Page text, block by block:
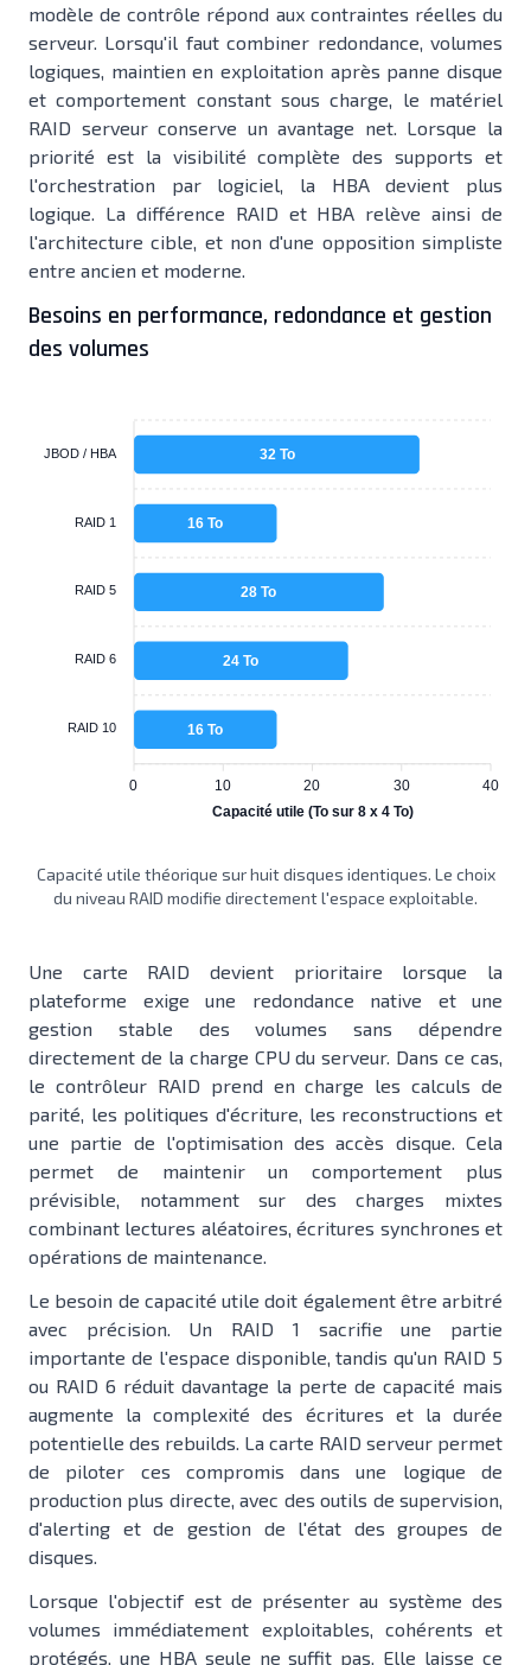
modèle de contrôle répond aux contraintes réelles du
serveur. Lorsqu'il faut combiner redondance, volumes
logiques, maintien en exploitation après panne disque
et comportement constant sous charge, le matériel
RAID serveur conserve un avantage net. Lorsque la
priorité est la visibilité complète des supports et
l'orchestration par logiciel, la HBA devient plus
logique. La différence RAID et HBA relève ainsi de
l'architecture cible, et non d'une opposition simpliste
entre ancien et moderne.
Besoins en performance, redondance et gestion
des volumes
32 To
16 To
28 To
24 To
16 To
JBOD / HBA
RAID 1
RAID 5
RAID 6
RAID 10
40
30
20
10
0
Capacité utile (To sur 8 x 4 To)
Capacité utile théorique sur huit disques identiques. Le choix
du niveau RAID modifie directement l'espace exploitable.
Une carte RAID devient prioritaire lorsque la
plateforme exige une redondance native et une
gestion stable des volumes sans dépendre
directement de la charge CPU du serveur. Dans ce cas,
le contrôleur RAID prend en charge les calculs de
parité, les politiques d'écriture, les reconstructions et
une partie de l'optimisation des accès disque. Cela
permet de maintenir un comportement plus
prévisible, notamment sur des charges mixtes
combinant lectures aléatoires, écritures synchrones et
opérations de maintenance.
Le besoin de capacité utile doit également être arbitré
avec précision. Un RAID 1 sacrifie une partie
importante de l'espace disponible, tandis qu'un RAID 5
ou RAID 6 réduit davantage la perte de capacité mais
augmente la complexité des écritures et la durée
potentielle des rebuilds. La carte RAID serveur permet
de piloter ces compromis dans une logique de
production plus directe, avec des outils de supervision,
d'alerting et de gestion de l'état des groupes de
disques.
Lorsque l'objectif est de présenter au système des
volumes immédiatement exploitables, cohérents et
protégés, une HBA seule ne suffit pas. Elle laisse ce